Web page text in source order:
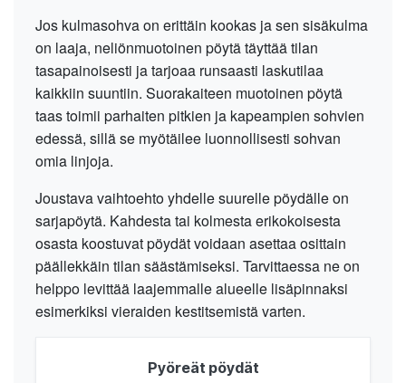
Jos kulmasohva on erittäin kookas ja sen sisäkulma
on laaja, neliönmuotoinen pöytä täyttää tilan
tasapainoisesti ja tarjoaa runsaasti laskutilaa
kaikkiin suuntiin. Suorakaiteen muotoinen pöytä
taas toimii parhaiten pitkien ja kapeampien sohvien
edessä, sillä se myötäilee luonnollisesti sohvan
omia linjoja.
Joustava vaihtoehto yhdelle suurelle pöydälle on
sarjapöytä. Kahdesta tai kolmesta erikokoisesta
osasta koostuvat pöydät voidaan asettaa osittain
päällekkäin tilan säästämiseksi. Tarvittaessa ne on
helppo levittää laajemmalle alueelle lisäpinnaksi
esimerkiksi vieraiden kestitsemistä varten.
Pyöreät pöydät